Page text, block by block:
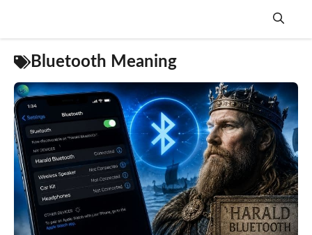
Menu
Bluetooth Meaning